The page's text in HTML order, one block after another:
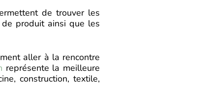
de trouver les
produit ainsi que les
aller à la rencontre
représente la meilleure
construction, textile,